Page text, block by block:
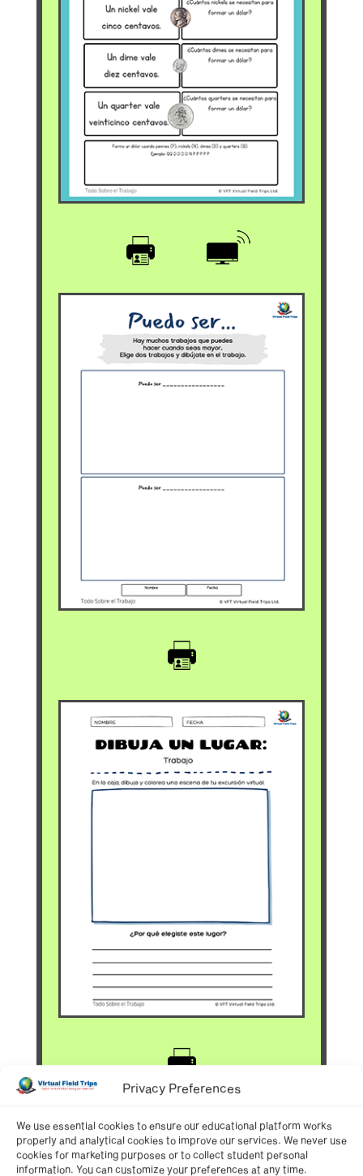
Privacy Preferences
We use essential cookies to ensure our educational platform works
properly and analytical cookies to improve our services. We never use
cookies for marketing purposes or to collect student personal
information. You can customize your preferences at any time.